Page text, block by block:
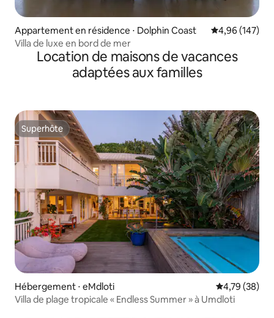
Appartement en résidence ⋅ Dolphin Coast Évaluation
4,96 (147)
Villa de luxe en bord de mer
Location de maisons de vacances
adaptées aux familles
Superhôte
Superhôte
Hébergement ⋅ eMdloti Évaluation
4,79 (38)
Villa de plage tropicale « Endless Summer » à Umdloti